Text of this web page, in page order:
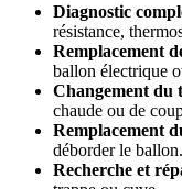
Diagnostic
résistance,
Remplacement
ballon électrique
Changement du
chaude ou de
Remplacement
déborder le ballon.
Recherche et